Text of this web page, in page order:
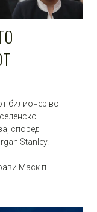
билионер во
според
Stanley.
Маск п…